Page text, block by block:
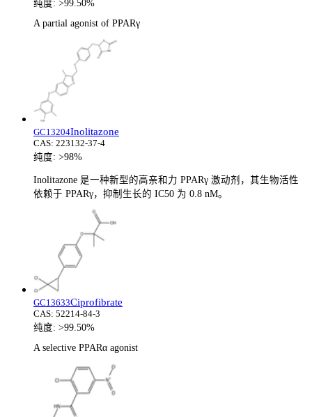
纯度: >99.50%
A partial agonist of PPARγ
GC13204Inolitazone
CAS: 223132-37-4
纯度: >98%
Inolitazone 是一种新型的高亲和力 PPARγ 激动剂，其生物活性
依赖于 PPARγ，抑制生长的 IC50 为 0.8 nM。
GC13633Ciprofibrate
CAS: 52214-84-3
纯度: >99.50%
A selective PPARα agonist